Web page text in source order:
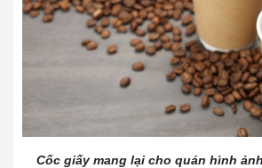
Cốc giấy mang lại cho quán hình